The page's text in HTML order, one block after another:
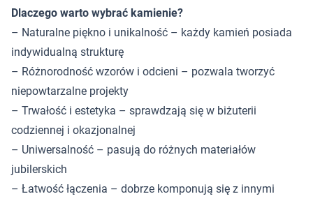
Dlaczego warto wybrać kamienie?
– Naturalne piękno i unikalność – każdy kamień posiada
indywidualną strukturę
– Różnorodność wzorów i odcieni – pozwala tworzyć
niepowtarzalne projekty
– Trwałość i estetyka – sprawdzają się w biżuterii
codziennej i okazjonalnej
– Uniwersalność – pasują do różnych materiałów
jubilerskich
– Łatwość łączenia – dobrze komponują się z innymi